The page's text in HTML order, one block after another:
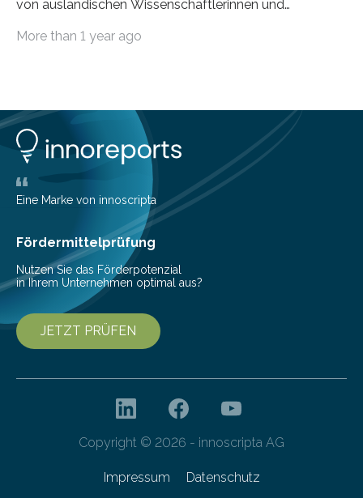
von ausländischen Wissenschaftlerinnen und
More than 1 year ago
Eine Marke von innoscripta
Fördermittelprüfung
Nutzen Sie das Förderpotenzial
in Ihrem Unternehmen optimal aus?
JETZT PRÜFEN
Copyright © 2026 - innoscripta AG
Impressum Datenschutz